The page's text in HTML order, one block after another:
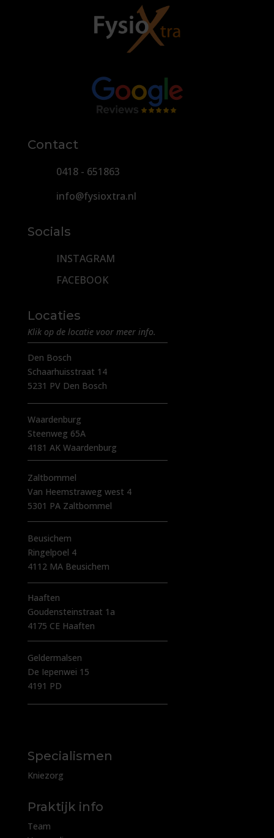
Contact
0418 - 651863
info@fysioxtra.nl
Socials
INSTAGRAM
FACEBOOK
Locaties
Klik op de locatie voor meer info.
Den Bosch
Schaarhuisstraat 14
5231 PV Den Bosch
Waardenburg
Steenweg 65A
4181 AK Waardenburg
Zaltbommel
Van Heemstraweg west 4
5301 PA Zaltbommel
Beusichem
Ringelpoel 4
4112 MA Beusichem
Haaften
Goudensteinstraat 1a
4175 CE Haaften
Geldermalsen
De Iepenwei 15
4191 PD
Specialismen
Kniezorg
Praktijk info
Team